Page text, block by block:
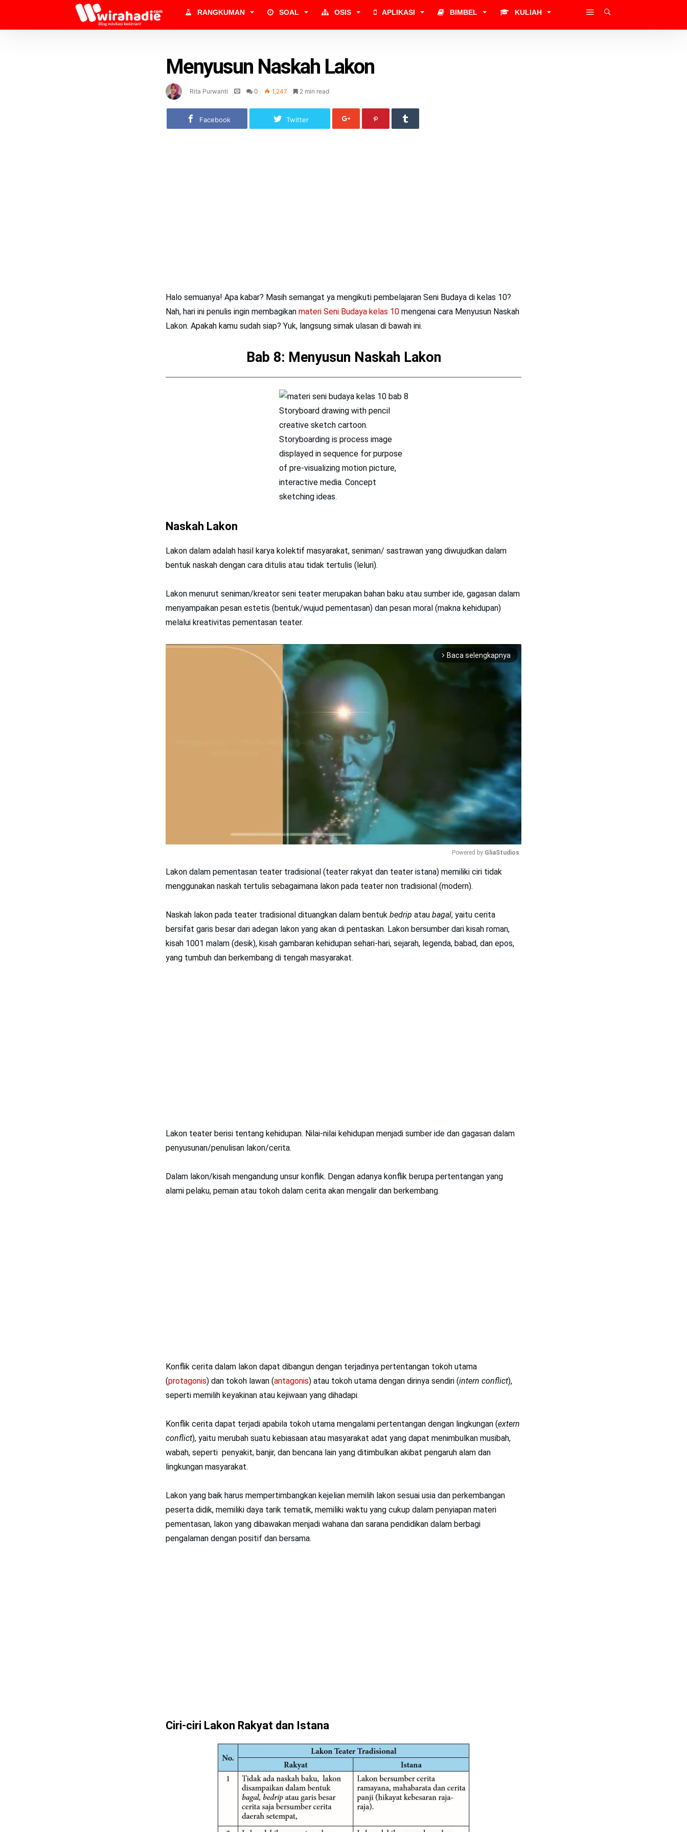
RANGKUMAN SOAL OSIS APLIKASI BIMBEL KULIAH
Menyusun Naskah Lakon
Rita Purwanti 0 1,247 2 min read
Facebook Twitter
Halo semuanya! Apa kabar? Masih semangat ya mengikuti pembelajaran Seni Budaya di kelas 10?
Nah, hari ini penulis ingin membagikan materi Seni Budaya kelas 10 mengenai cara Menyusun Naskah
Lakon. Apakah kamu sudah siap? Yuk, langsung simak ulasan di bawah ini.
Bab 8: Menyusun Naskah Lakon
Storyboard drawing with pencil
creative sketch cartoon.
Storyboarding is process image
displayed in sequence for purpose
of pre-visualizing motion picture,
interactive media. Concept
sketching ideas.
Naskah Lakon
Lakon dalam adalah hasil karya kolektif masyarakat, seniman/ sastrawan yang diwujudkan dalam
bentuk naskah dengan cara ditulis atau tidak tertulis (leluri).
Lakon menurut seniman/kreator seni teater merupakan bahan baku atau sumber ide, gagasan dalam
menyampaikan pesan estetis (bentuk/wujud pementasan) dan pesan moral (makna kehidupan)
melalui kreativitas pementasan teater.
arrow_forward_ios Baca selengkapnya
Mute
Powered by GliaStudios
Lakon dalam pementasan teater tradisional (teater rakyat dan teater istana) memiliki ciri tidak
menggunakan naskah tertulis sebagaimana lakon pada teater non tradisional (modern).
Naskah lakon pada teater tradisional dituangkan dalam bentuk bedrip atau bagal, yaitu cerita
bersifat garis besar dari adegan lakon yang akan di pentaskan. Lakon bersumber dari kisah roman,
kisah 1001 malam (desik), kisah gambaran kehidupan sehari-hari, sejarah, legenda, babad, dan epos,
yang tumbuh dan berkembang di tengah masyarakat.
Lakon teater berisi tentang kehidupan. Nilai-nilai kehidupan menjadi sumber ide dan gagasan dalam
penyusunan/penulisan lakon/cerita.
Dalam lakon/kisah mengandung unsur konflik. Dengan adanya konflik berupa pertentangan yang
alami pelaku, pemain atau tokoh dalam cerita akan mengalir dan berkembang.
Konflik cerita dalam lakon dapat dibangun dengan terjadinya pertentangan tokoh utama
(protagonis) dan tokoh lawan (antagonis) atau tokoh utama dengan dirinya sendiri (intern conflict),
seperti memilih keyakinan atau kejiwaan yang dihadapi.
Konflik cerita dapat terjadi apabila tokoh utama mengalami pertentangan dengan lingkungan (extern
conflict), yaitu merubah suatu kebiasaan atau masyarakat adat yang dapat menimbulkan musibah,
wabah, seperti penyakit, banjir, dan bencana lain yang ditimbulkan akibat pengaruh alam dan
lingkungan masyarakat.
Lakon yang baik harus mempertimbangkan kejelian memilih lakon sesuai usia dan perkembangan
peserta didik, memiliki daya tarik tematik, memiliki waktu yang cukup dalam penyiapan materi
pementasan, lakon yang dibawakan menjadi wahana dan sarana pendidikan dalam berbagi
pengalaman dengan positif dan bersama.
Ciri-ciri Lakon Rakyat dan Istana